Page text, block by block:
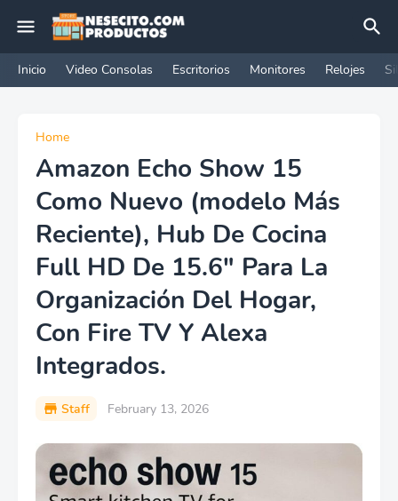
Inicio Video Consolas Escritorios Monitores Relojes
Home
Amazon Echo Show 15
Como Nuevo (modelo Más
Reciente), Hub De Cocina
Full HD De 15.6" Para La
Organización Del Hogar,
Con Fire TV Y Alexa
Integrados.
Staff February 13, 2026